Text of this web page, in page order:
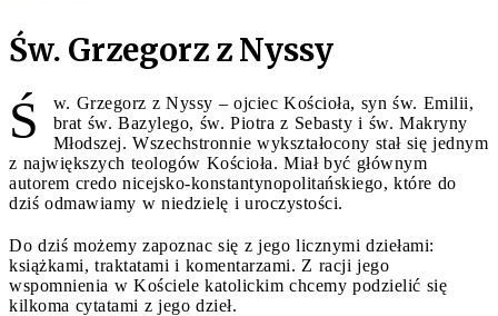
Św. Grzegorz z Nyssy
Ś
w. Grzegorz z Nyssy – ojciec Kościoła, syn św. Emilii,
brat św. Bazylego, św. Piotra z Sebasty i św. Makryny
Młodszej. Wszechstronnie wykształocony stał się jednym
z największych teologów Kościoła. Miał być głównym
autorem credo nicejsko-konstantynopolitańskiego, które do
dziś odmawiamy w niedzielę i uroczystości.
Do dziś możemy zapoznac się z jego licznymi dziełami:
książkami, traktatami i komentarzami. Z racji jego
wspomnienia w Kościele katolickim chcemy podzielić się
kilkoma cytatami z jego dzieł.